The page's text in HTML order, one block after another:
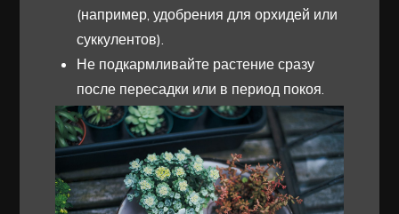
(например, удобрения для орхидей или
суккулентов).
Не подкармливайте растение сразу
после пересадки или в период покоя.